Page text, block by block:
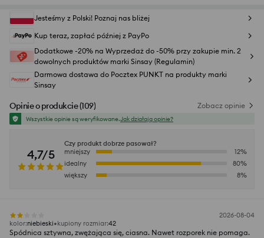
Jesteśmy z Polski! Poznaj nas bliżej
Kup teraz, zapłać później z PayPo
Dodatkowe -20% na Wyprzedaż do -50% przy zakupie min. 2
dowolnych produktów marki Sinsay (Regulamin)
Darmowa dostawa do Pocztex PUNKT na produkty marki
Sinsay
Opinie o produkcie(109) Zobacz opinie
Wszystkie opinie są weryfikowane.Jak działają opinie?
4,7/5
Czy produkt dobrze pasował?
mniejszy
12%
idealny
80%
większy
8%
2026-08-04
kolor:niebieski kupiony rozmiar:42
Spódnica sztywna, zwężająca się, ciasna. Nawet rozporek nie pomaga.